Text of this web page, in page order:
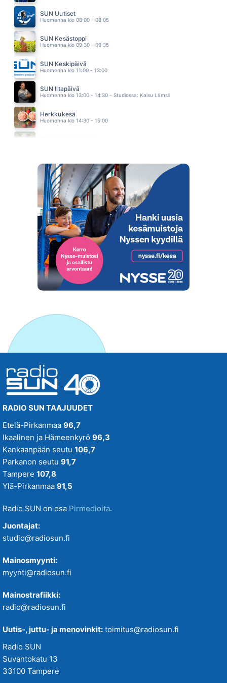
JONNE AARON
14.35
SUN Uutiset
Huomenna klo 08:00 - 08:05
SUN Kesästoppi
Huomenna klo 09:30 - 09:35
SUN Keskipäivä
Huomenna klo 11:00 - 13:00
SUN Iltapäivä
Huomenna klo 13:00 - 14:30 - Studiossa: Kaisu Lämsä
Herkkukesä
Huomenna klo 14:30 - 15:00
RADIO SUN TAAJUUDET
Etelä-Pirkanmaa 96,7
Ikaalinen ja Hämeenkyrö 96,3
Kankaanpään seutu 106,7
Parkanon seutu 91,7
Tampere 107,8
Ylä-Pirkanmaa 91,5
Radio SUN on osa Pirmedioita.
Juontajat:
studio@radiosun.fi
Mainosmyynti:
myynti@radiosun.fi
Mainostrafiikki:
radio@radiosun.fi
Uutis-, juttu- ja menovinkit: toimitus@radiosun.fi
Radio SUN
Suvantokatu 13
33100 Tampere